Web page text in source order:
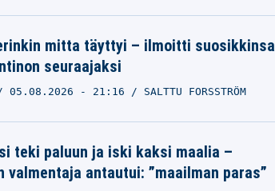
mitta täyttyi – ilmoitti suosikkinsa
seuraajaksi
05.08.2026 - 21:16 SALTTU FORSSTRÖM
teki paluun ja iski kaksi maalia –
valmentaja antautui: ”maailman paras”